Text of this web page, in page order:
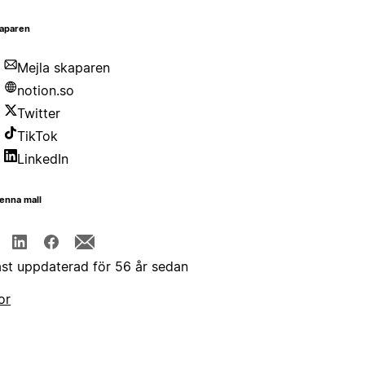
Mejla skaparen
notion.so
Twitter
TikTok
LinkedIn
mall
uppdaterad för 56 år sedan